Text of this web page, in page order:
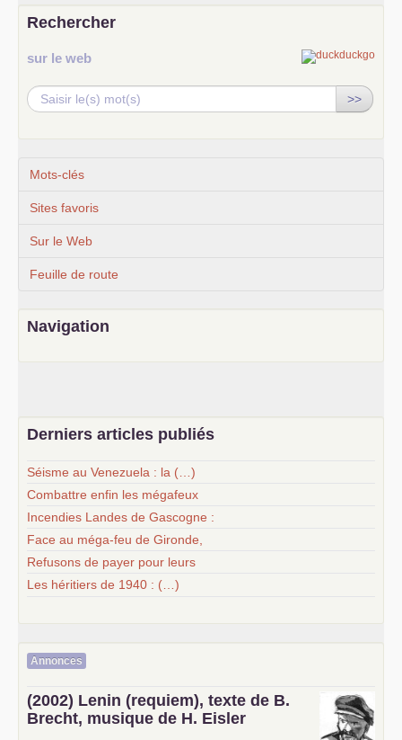
Rechercher
sur le web
>>
Mots-clés
Sites favoris
Sur le Web
Feuille de route
Navigation
Derniers articles publiés
Séisme au Venezuela : la (…)
Combattre enfin les mégafeux
Incendies Landes de Gascogne :
Face au méga-feu de Gironde,
Refusons de payer pour leurs
Les héritiers de 1940 : (…)
Annonces
(2002) Lenin (requiem), texte de B.
Brecht, musique de H. Eisler